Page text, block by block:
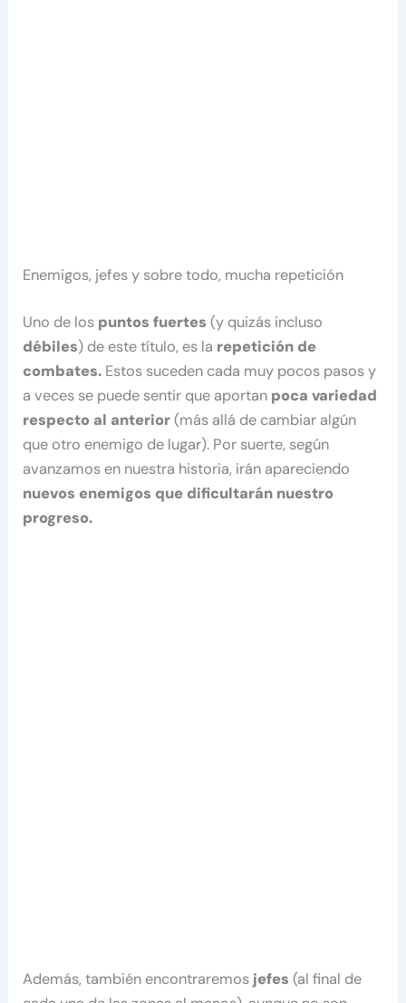
Enemigos, jefes y sobre todo, mucha repetición
Uno de los puntos fuertes (y quizás incluso
débiles) de este título, es la repetición de
combates. Estos suceden cada muy pocos pasos y
a veces se puede sentir que aportan poca variedad
respecto al anterior(más allá de cambiar algún
que otro enemigo de lugar). Por suerte, según
avanzamos en nuestra historia, irán apareciendo
nuevos enemigos que dificultarán nuestro
progreso.
Además, también encontraremos jefes (al final de